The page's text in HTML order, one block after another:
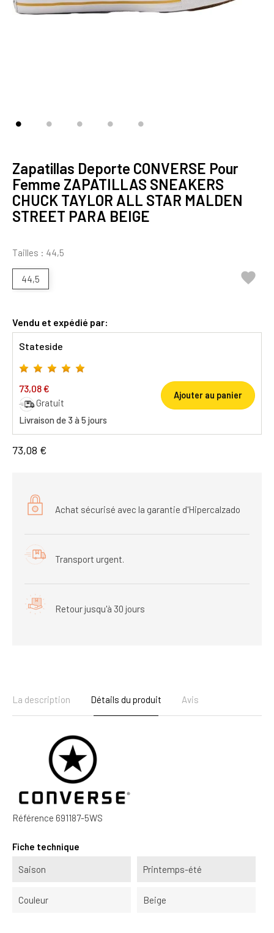
Zapatillas Deporte CONVERSE Pour
Femme ZAPATILLAS SNEAKERS
CHUCK TAYLOR ALL STAR MALDEN
STREET PARA BEIGE
Tailles : 44,5
44,5 
Vendu et expédié par:
Stateside
73,08 €
Gratuit
Livraison de 3 à 5 jours
Ajouter au panier
73,08 €
Achat sécurisé avec la garantie d'Hipercalzado
Transport urgent.
Retour jusqu'à 30 jours
La description Détails du produit Avis
Référence 691187-5WS
Fiche technique
Saison Printemps-été
Couleur Beige